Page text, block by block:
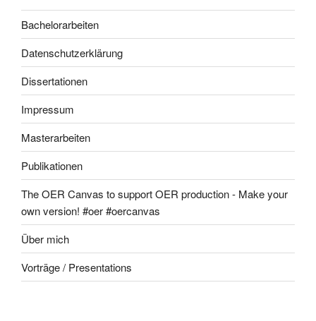
Bachelorarbeiten
Datenschutzerklärung
Dissertationen
Impressum
Masterarbeiten
Publikationen
The OER Canvas to support OER production - Make your
own version! #oer #oercanvas
Über mich
Vorträge / Presentations